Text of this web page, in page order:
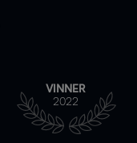
VINNER
2022